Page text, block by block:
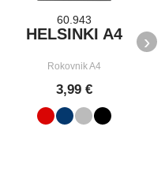
60.943
HELSINKI A4
Rokovnik A4
3,99 €
›